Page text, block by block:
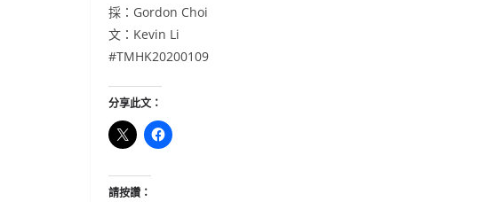
採：Gordon Choi
文：Kevin Li
#TMHK20200109
分享此文：
請按讚：